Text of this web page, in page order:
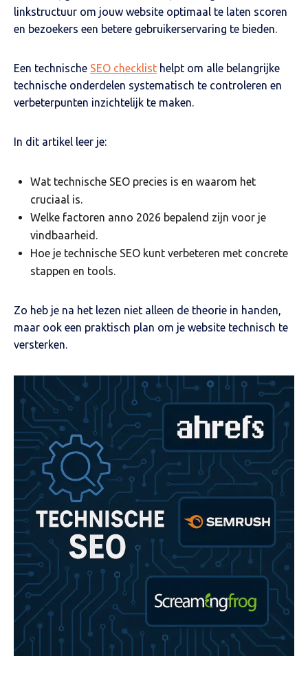
linkstructuur om jouw website optimaal te laten scoren
en bezoekers een betere gebruikerservaring te bieden.
Een technische SEO checklist helpt om alle belangrijke
technische onderdelen systematisch te controleren en
verbeterpunten inzichtelijk te maken.
In dit artikel leer je:
Wat technische SEO precies is en waarom het
cruciaal is.
Welke factoren anno 2026 bepalend zijn voor je
vindbaarheid.
Hoe je technische SEO kunt verbeteren met concrete
stappen en tools.
Zo heb je na het lezen niet alleen de theorie in handen,
maar ook een praktisch plan om je website technisch te
versterken.